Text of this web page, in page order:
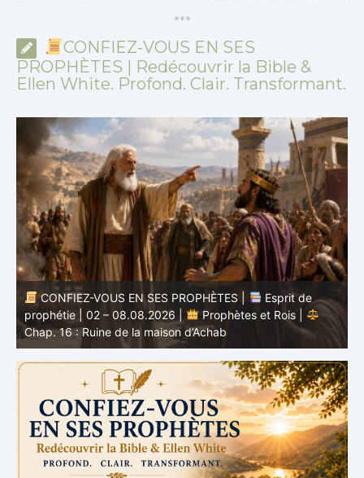
***
CONFIEZ-VOUS EN SES
PROPHÈTES | Redécouvrir la Bible &
Ellen White. Profond. Clair. Transformant.
CONFIEZ-VOUS EN SES PROPHÈTES |
Esprit de
prophétie | 02 – 08.08.2026 |
Prophètes et Rois |
Chap. 16 : Ruine de la maison d’Achab